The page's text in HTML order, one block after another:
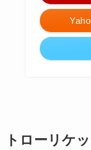
トローリケ